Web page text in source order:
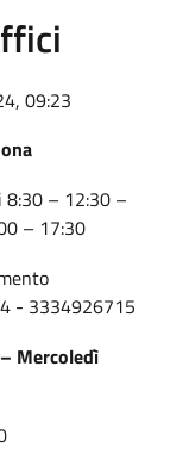
09:23
– 12:30 –
– 17:30
- 3334926715
Mercoledì